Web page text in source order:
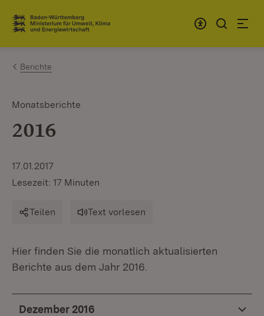
Zum Inhalt springen
Link zur Startseite
Berichte
Monatsberichte
2016
17.01.2017
Lesezeit: 17 Minuten
Teilen Text vorlesen
Hier finden Sie die monatlich aktualisierten
Berichte aus dem Jahr 2016.
Dezember 2016